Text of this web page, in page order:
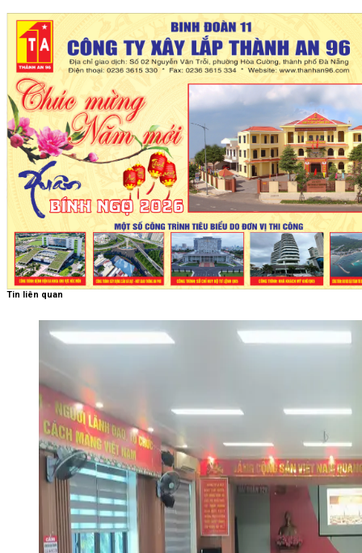
Tin liên quan